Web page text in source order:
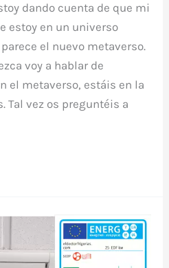
dando cuenta de que mi
estoy en un universo
el nuevo metaverso.
voy a hablar de
el metaverso, estáis en la
Tal vez os preguntéis a